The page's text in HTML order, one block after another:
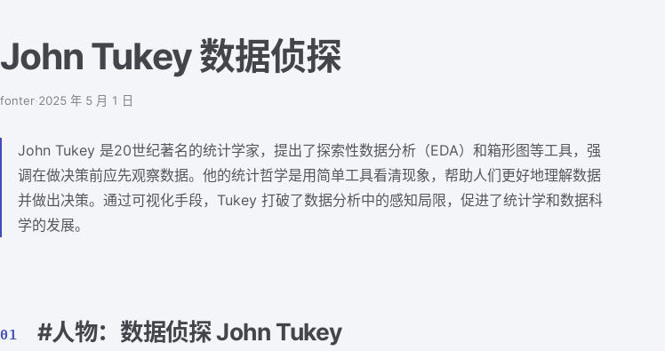
John Tukey 数据侦探
fonter·2025 年 5 月 1 日
John Tukey 是20世纪著名的统计学家，提出了探索性数据分析（EDA）和箱形图等工具，强
调在做决策前应先观察数据。他的统计哲学是用简单工具看清现象，帮助人们更好地理解数据
并做出决策。通过可视化手段，Tukey 打破了数据分析中的感知局限，促进了统计学和数据科
学的发展。
01 #人物：数据侦探 John Tukey